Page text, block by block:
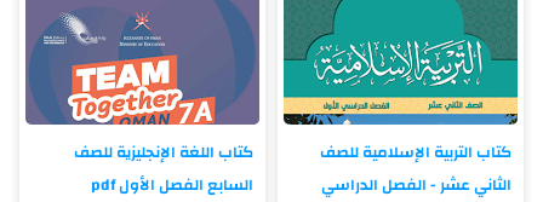
كتاب التربية الإسلامية للصف
الثاني عشر - الفصل الدراسي
كتاب اللغة الإنجليزية للصف
السابع الفصل الأول pdf